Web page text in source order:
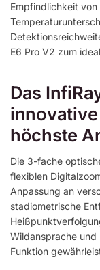
Empfindlichkeit
E6 Pro V2 zum
Das
höchste
Die 3-fache
flexiblen
Anpassung an
stadiometrische
Wildansprache
Funktion